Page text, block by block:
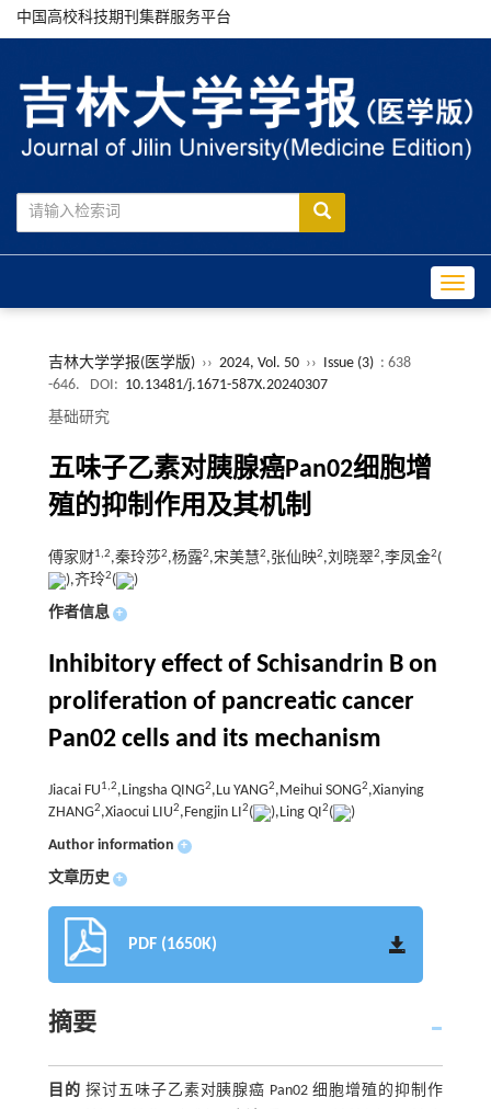
中国高校科技期刊集群服务平台
吉林大学学报(医学版) ›› 2024, Vol. 50 ›› Issue (3) : 638
-646.
DOI: 10.13481/j.1671-587X.20240307
基础研究
五味子乙素对胰腺癌Pan02细胞增
殖的抑制作用及其机制
傅家财1,2,秦玲莎2,杨露2,宋美慧2,张仙映2,刘晓翠2,李凤金2(
),齐玲2(
)
作者信息 +
Inhibitory effect of Schisandrin B on
proliferation of pancreatic cancer
Pan02 cells and its mechanism
Jiacai FU1,2,Lingsha QING2,Lu YANG2,Meihui SONG2,Xianying
ZHANG2,Xiaocui LIU2,Fengjin LI2( ),Ling QI2(
)
Author information +
文章历史 +
PDF (1650K)
摘要
目的 探讨五味子乙素对胰腺癌 Pan02 细胞增殖的抑制作